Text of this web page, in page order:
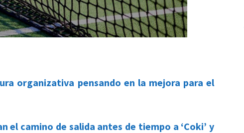
organizativa pensando en la mejora para el
camino de salida antes de tiempo a ‘Coki’ y